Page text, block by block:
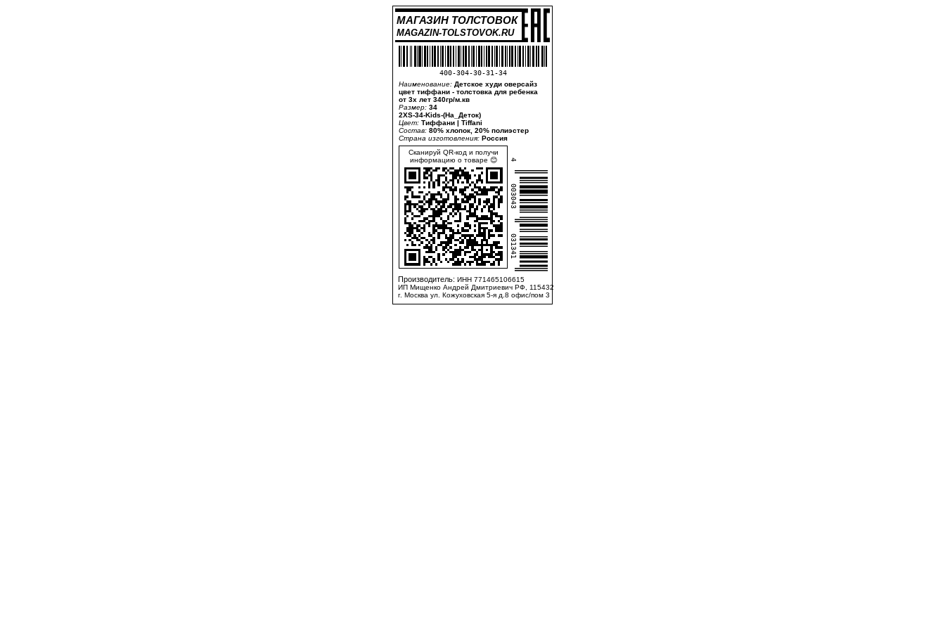
МАГАЗИН ТОЛСТОВОК
MAGAZIN-TOLSTOVOK.RU
400-304-30-31-34
Наименование: Детское худи оверсайз
цвет тиффани - толстовка для ребенка
от 3х лет 340гр/м.кв
Размер: 34
2XS-34-Kids-(На_Деток)
Цвет: Тиффани | Tiffani
Состав: 80% хлопок, 20% полиэстер
Страна изготовления: Россия
Сканируй QR-код и получи
информацию о товаре 😊
4
003043
031341
Производитель: ИНН 771465106615
ИП Мищенко Андрей Дмитриевич РФ, 115432
г. Москва ул. Кожуховская 5-я д.8 офис/пом 3